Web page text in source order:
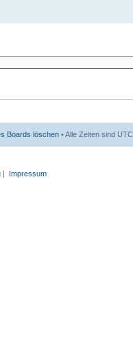
Boards löschen • Alle Zeiten sind
| Impressum